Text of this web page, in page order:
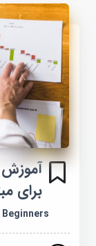
برای
Beginners